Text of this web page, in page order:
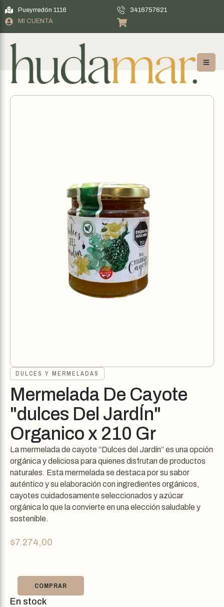
Pueyrredón 1116
3416757621
MI CUENTA
DULCES Y MERMELADAS
Mermelada De Cayote
"dulces Del JardÍn"
Organico x 210 Gr
La mermelada de cayote “Dulces del Jardín” es una opción
orgánica y deliciosa para quienes disfrutan de productos
naturales. Esta mermelada se destaca por su sabor
auténtico y su elaboración con ingredientes orgánicos,
cayotes cuidadosamente seleccionados y azúcar
orgánica lo que la convierte en una elección saludable y
sostenible.
$7.274,00
COMPRAR
En stock